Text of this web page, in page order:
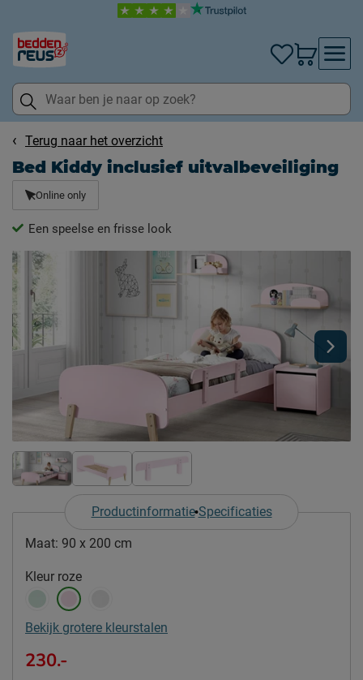
Terug naar het overzicht
Bed Kiddy inclusief uitvalbeveiliging
Online only
Een speelse en frisse look
Productinformatie Specificaties
Maat: 90 x 200 cm
Kleur roze
Bekijk grotere kleurstalen
230.-